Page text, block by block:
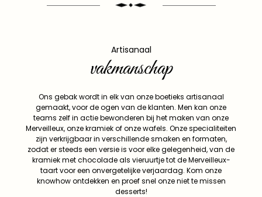
Artisanaal
vakmanschap
Ons gebak wordt in elk van onze boetieks artisanaal
gemaakt, voor de ogen van de klanten. Men kan onze
teams zelf in actie bewonderen bij het maken van onze
Merveilleux, onze kramiek of onze wafels. Onze specialiteiten
zijn verkrijgbaar in verschillende smaken en formaten,
zodat er steeds een versie is voor elke gelegenheid, van de
kramiek met chocolade als vieruurtje tot de Merveilleux-
taart voor een onvergetelijke verjaardag. Kom onze
knowhow ontdekken en proef snel onze niet te missen
desserts!